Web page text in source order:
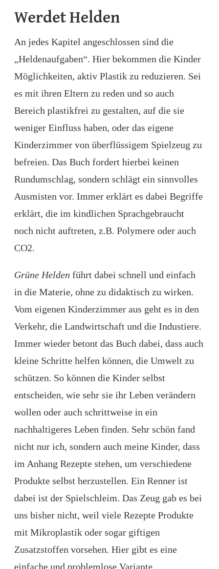
Werdet Helden
An jedes Kapitel angeschlossen sind die
„Heldenaufgaben“. Hier bekommen die Kinder
Möglichkeiten, aktiv Plastik zu reduzieren. Sei
es mit ihren Eltern zu reden und so auch
Bereich plastikfrei zu gestalten, auf die sie
weniger Einfluss haben, oder das eigene
Kinderzimmer von überflüssigem Spielzeug zu
befreien. Das Buch fordert hierbei keinen
Rundumschlag, sondern schlägt ein sinnvolles
Ausmisten vor. Immer erklärt es dabei Begriffe
erklärt, die im kindlichen Sprachgebraucht
noch nicht auftreten, z.B. Polymere oder auch
CO2.
Grüne Helden führt dabei schnell und einfach
in die Materie, ohne zu didaktisch zu wirken.
Vom eigenen Kinderzimmer aus geht es in den
Verkehr, die Landwirtschaft und die Industiere.
Immer wieder betont das Buch dabei, dass auch
kleine Schritte helfen können, die Umwelt zu
schützen. So können die Kinder selbst
entscheiden, wie sehr sie ihr Leben verändern
wollen oder auch schrittweise in ein
nachhaltigeres Leben finden. Sehr schön fand
nicht nur ich, sondern auch meine Kinder, dass
im Anhang Rezepte stehen, um verschiedene
Produkte selbst herzustellen. Ein Renner ist
dabei ist der Spielschleim. Das Zeug gab es bei
uns bisher nicht, weil viele Rezepte Produkte
mit Mikroplastik oder sogar giftigen
Zusatzstoffen vorsehen. Hier gibt es eine
einfache und problemlose Variante.